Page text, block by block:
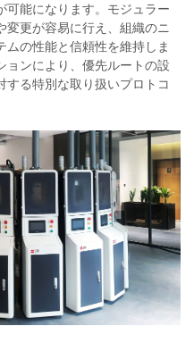
可能になります。モジュラー
変更が容易に行え、組織のニ
の性能と信頼性を維持しま
ョンにより、優先ルートの設
する特別な取り扱いプロトコ